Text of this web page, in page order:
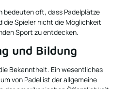
bedeuten oft, dass Padelplätze
die Spieler nicht die Möglichkeit
Sport zu entdecken.
und Bildung
Bekanntheit. Ein wesentliches
von Padel ist der allgemeine